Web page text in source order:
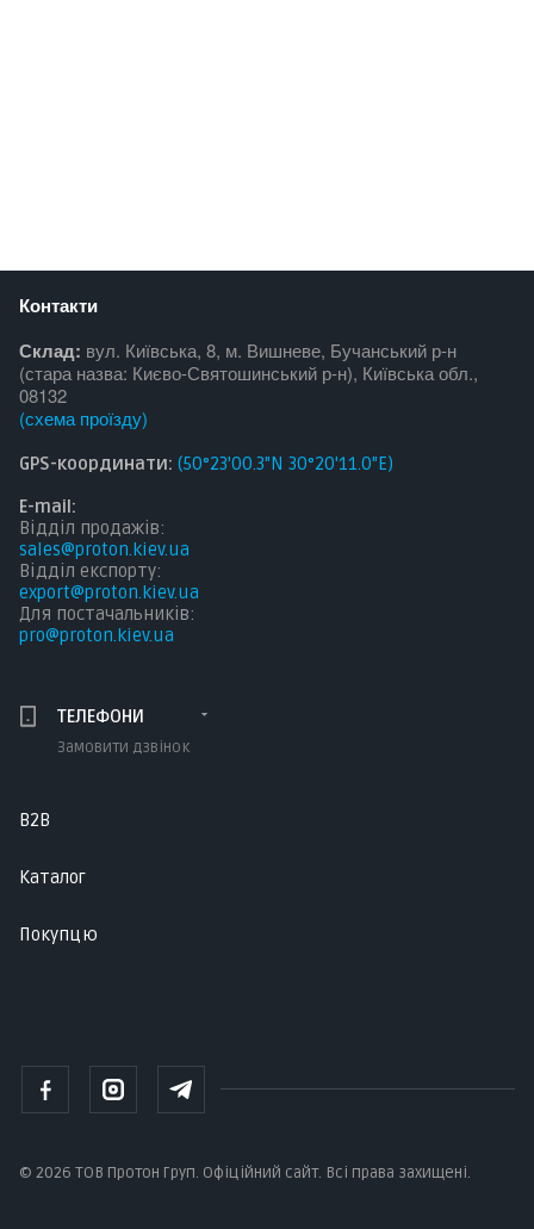
Контакти
Склад: вул. Київська, 8, м. Вишневе, Бучанський р-н
(стара назва: Києво-Святошинський р-н), Київська обл.,
08132
(схема проїзду)
GPS-координати: (50°23'00.3"N 30°20'11.0"E)
E-mail:
Відділ продажів:
sales@proton.kiev.ua
Відділ експорту:
export@proton.kiev.ua
Для постачальників:
pro@proton.kiev.ua
ТЕЛЕФОНИ
Замовити дзвінок
B2B
Каталог
Покупцю
© 2026 ТОВ Протон Груп. Офіційний сайт. Всі права захищені.